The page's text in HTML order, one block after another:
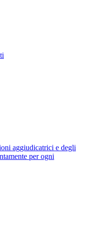
aggiudicatrici e degli
per ogni